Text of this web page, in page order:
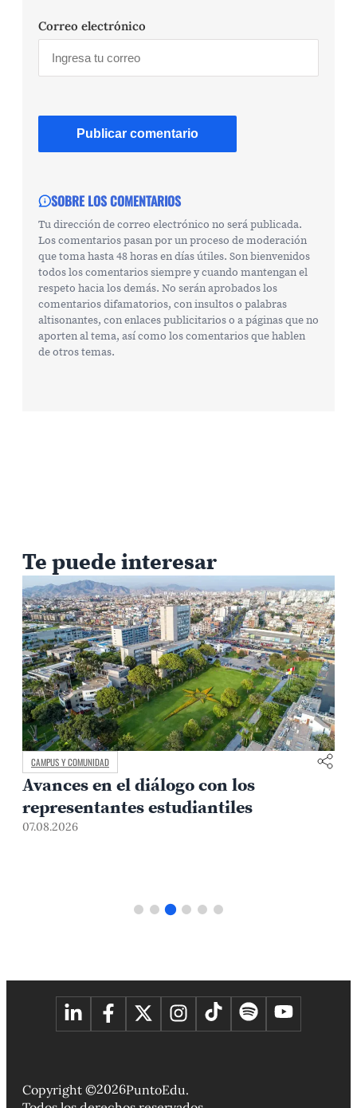
Correo electrónico
SOBRE LOS COMENTARIOS
Tu dirección de correo electrónico no será publicada.
Los comentarios pasan por un proceso de moderación
que toma hasta 48 horas en días útiles. Son bienvenidos
todos los comentarios siempre y cuando mantengan el
respeto hacia los demás. No serán aprobados los
comentarios difamatorios, con insultos o palabras
altisonantes, con enlaces publicitarios o a páginas que no
aporten al tema, así como los comentarios que hablen
de otros temas.
Te puede interesar
CAMPUS Y COMUNIDAD
Avances en el diálogo con los
representantes estudiantiles
07.08.2026
Copyright ©2026PuntoEdu.